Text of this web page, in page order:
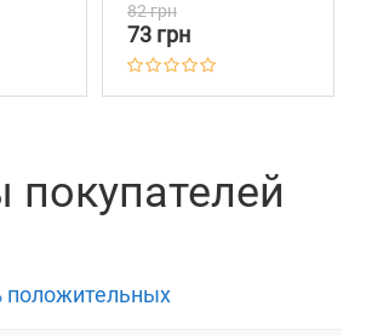
Пряжкой и
Колокольчиком
Вишни
82 грн
73 грн
положительных